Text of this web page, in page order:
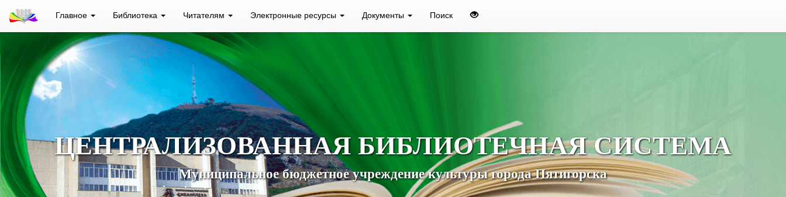
Главное Библиотека Читателям Электронные ресурсы Документы Поиск
ЦЕНТРАЛИЗОВАННАЯ БИБЛИОТЕЧНАЯ СИСТЕМА
Муниципальное бюджетное учреждение культуры города Пятигорска